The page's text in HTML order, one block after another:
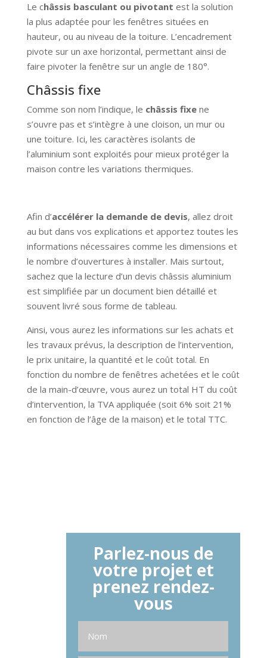
Le châssis basculant ou pivotant est la solution
la plus adaptée pour les fenêtres situées en
hauteur, ou au niveau de la toiture. L’encadrement
pivote sur un axe horizontal, permettant ainsi de
faire pivoter la fenêtre sur un angle de 180°.
Châssis fixe
Comme son nom l’indique, le châssis fixene
s’ouvre pas et s’intègre à une cloison, un mur ou
une toiture. Ici, les caractères isolants de
l’aluminium sont exploités pour mieux protéger la
maison contre les variations thermiques.
Afin d’accélérer la demande de devis, allez droit
au but dans vos explications et apportez toutes les
informations nécessaires comme les dimensions et
le nombre d’ouvertures à installer. Mais surtout,
sachez que la lecture d’un devis châssis aluminium
est simplifiée par un document bien détaillé et
souvent livré sous forme de tableau.
Ainsi, vous aurez les informations sur les achats et
les travaux prévus, la description de l’intervention,
le prix unitaire, la quantité et le coût total. En
fonction du nombre de fenêtres achetées et le coût
de la main-d’œuvre, vous aurez un total HT du coût
d’intervention, la TVA appliquée (soit 6% soit 21%
en fonction de l’âge de la maison) et le total TTC.
Parlez-nous de
votre projet et
prenez rendez-
vous